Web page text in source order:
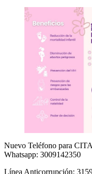
Nuevo Teléfono para
Whatsapp: 3009142350
Línea Anticorrupción: